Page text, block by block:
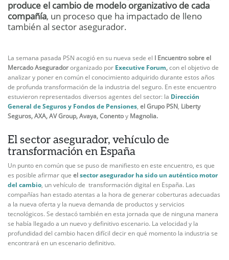
produce el cambio de modelo organizativo de cada
compañía, un proceso que ha impactado de lleno
también al sector asegurador.
La semana pasada PSN acogió en su nueva sede el I Encuentro sobre el
Mercado Aseguradororganizado por Executive Forum,con el objetivo de
analizar y poner en común el conocimiento adquirido durante estos años
de profunda transformación de la industria del seguro. En este encuentro
estuvieron representados diversos agentes del sector: la Dirección
General de Seguros y Fondos de Pensiones, el Grupo PSN, Liberty
Seguros, AXA, AV Group, Avaya, Conentoy Magnolia.
El sector asegurador, vehículo de
transformación en España
Un punto en común que se puso de manifiesto en este encuentro, es que
es posible afirmar que elsector asegurador ha sido un auténtico motor
del cambio, un vehículo de transformación digital en España. Las
compañías han estado atentas a la hora de generar coberturas adecuadas
a la nueva oferta y la nueva demanda de productos y servicios
tecnológicos. Se destacó también en esta jornada que de ninguna manera
se había llegado a un nuevo y definitivo escenario. La velocidad y la
profundidad del cambio hacen difícil decir en qué momento la industria se
encontrará en un escenario definitivo.